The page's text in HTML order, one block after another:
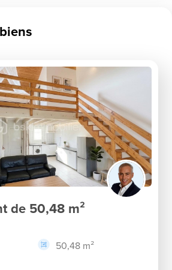
de 50,48 m²
50,48 m²